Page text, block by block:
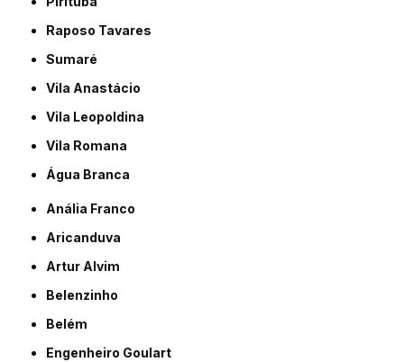
Raposo Tavares
Sumaré
Vila Anastácio
Vila Leopoldina
Vila Romana
Água Branca
Anália Franco
Aricanduva
Artur Alvim
Belenzinho
Belém
Engenheiro Goulart